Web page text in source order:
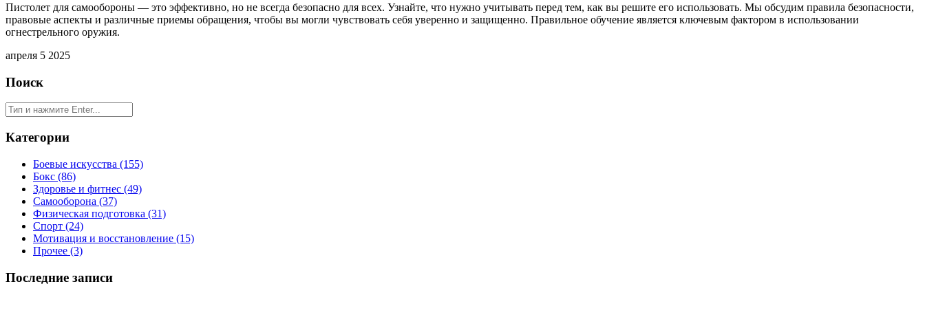
Пистолет для самообороны — это эффективно, но не всегда безопасно для всех. Узнайте, что нужно учитывать перед тем, как вы решите его использовать. Мы обсудим правила безопасности,
правовые аспекты и различные приемы обращения, чтобы вы могли чувствовать себя уверенно и защищенно. Правильное обучение является ключевым фактором в использовании
огнестрельного оружия.
апреля 5 2025
Поиск
Категории
Боевые искусства (155)
Бокс (86)
Здоровье и фитнес (49)
Самооборона (37)
Физическая подготовка (31)
Спорт (24)
Мотивация и восстановление (15)
Прочее (3)
Последние записи